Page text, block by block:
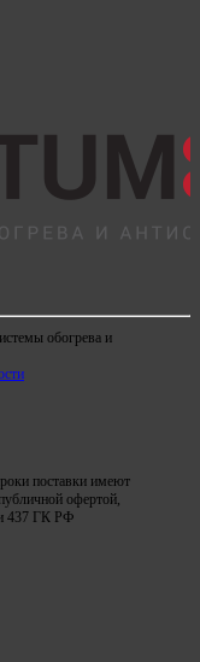
обогрева и
поставки имеют
офертой,
437 ГК РФ